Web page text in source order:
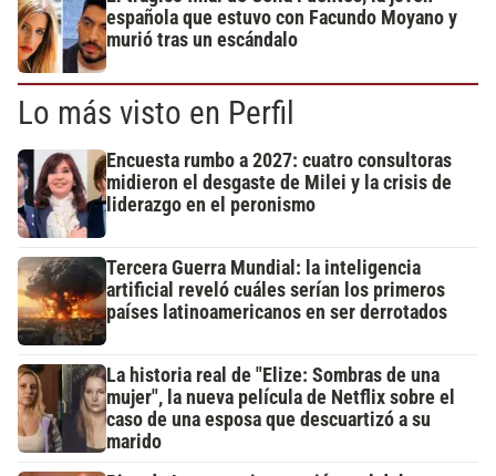
española que estuvo con Facundo Moyano y
murió tras un escándalo
Lo más visto en Perfil
Encuesta rumbo a 2027: cuatro consultoras
midieron el desgaste de Milei y la crisis de
liderazgo en el peronismo
Tercera Guerra Mundial: la inteligencia
artificial reveló cuáles serían los primeros
países latinoamericanos en ser derrotados
La historia real de "Elize: Sombras de una
mujer", la nueva película de Netflix sobre el
caso de una esposa que descuartizó a su
marido